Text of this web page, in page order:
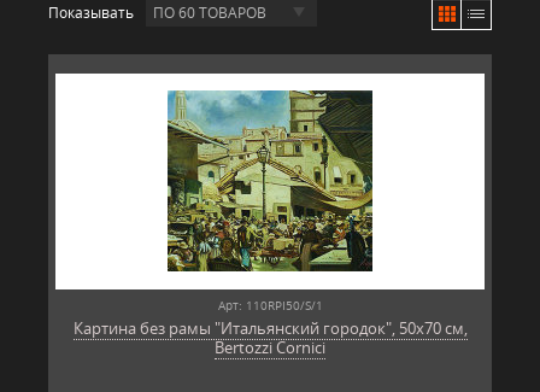
Показывать ПО 60 ТОВАРОВ
Арт: 110RPI50/S/1
Картина без рамы "Итальянский городок", 50х70 см,
Bertozzi Cornici